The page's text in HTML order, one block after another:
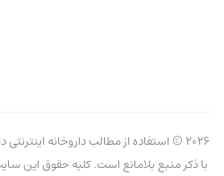
2026 © استفاده از مطالب داروخانه
با ذکر منبع بلامانع است. کلیه حقوق این